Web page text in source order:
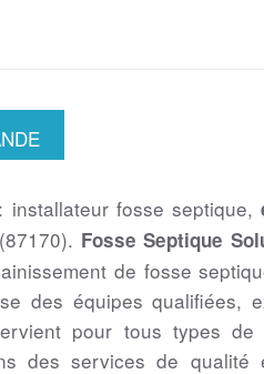
installateur fosse septique,
Fosse Septique
de fosse
des équipes qualifiées,
pour tous types de
des services de qualité